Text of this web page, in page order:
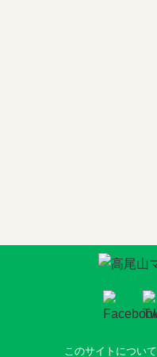
このサイトについて